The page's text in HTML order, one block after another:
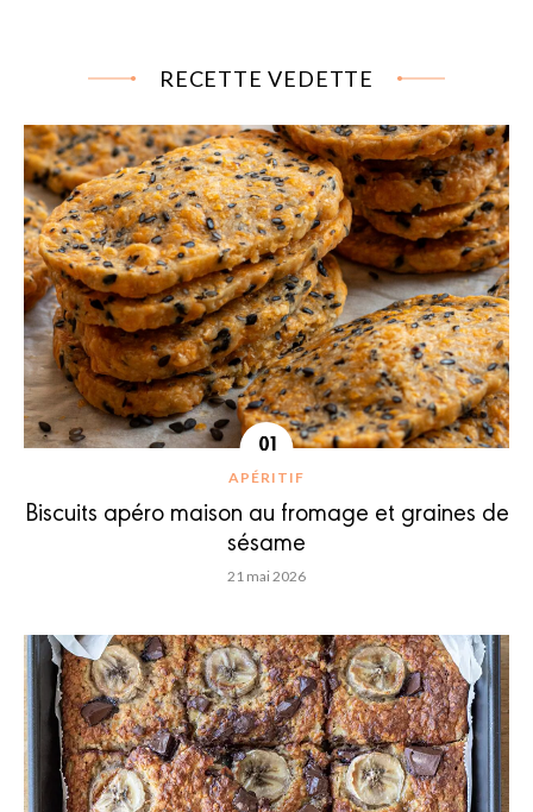
RECETTE VEDETTE
APÉRITIF
Biscuits apéro maison au fromage et graines de
sésame
21 mai 2026